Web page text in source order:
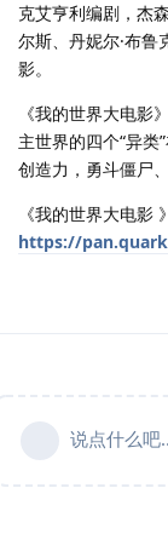
克艾亨利编剧，杰
尔斯、丹妮尔·布鲁
影。
《我的世界大电影
主世界的四个“异
创造力，勇斗僵尸
《我的世界大电影
https://
说点什么吧